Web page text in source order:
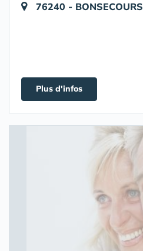
76240 - BONSECOURS
Plus d'infos